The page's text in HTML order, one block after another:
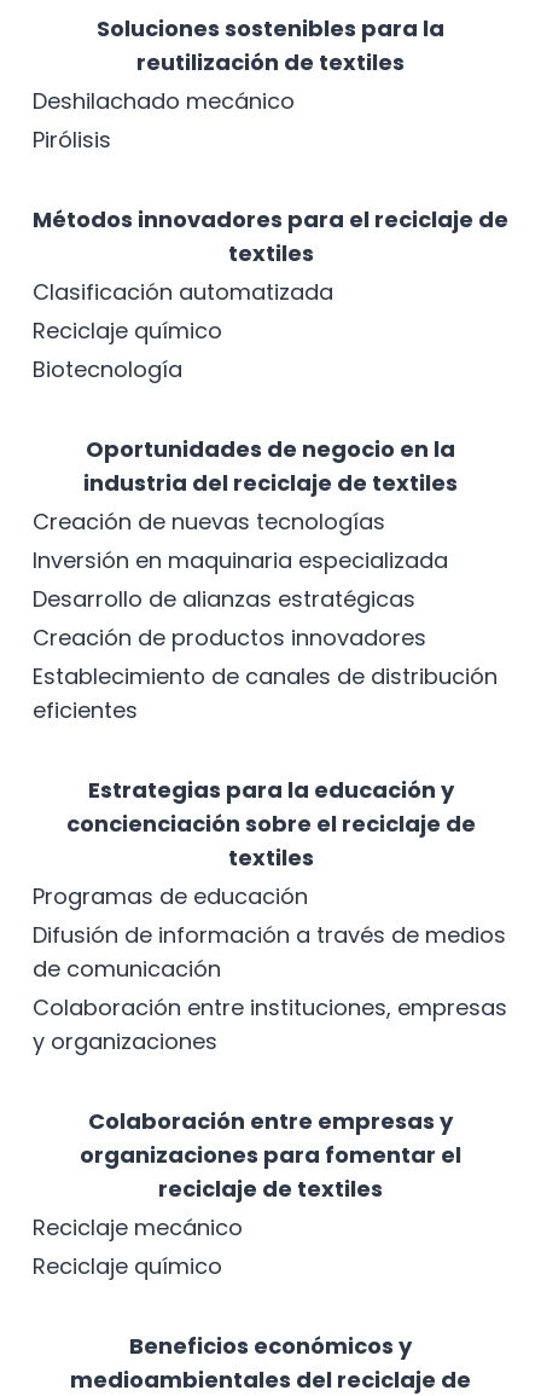
Soluciones sostenibles para la
reutilización de textiles
Deshilachado mecánico
Pirólisis
Métodos innovadores para el reciclaje de
textiles
Clasificación automatizada
Reciclaje químico
Biotecnología
Oportunidades de negocio en la
industria del reciclaje de textiles
Creación de nuevas tecnologías
Inversión en maquinaria especializada
Desarrollo de alianzas estratégicas
Creación de productos innovadores
Establecimiento de canales de distribución
eficientes
Estrategias para la educación y
concienciación sobre el reciclaje de
textiles
Programas de educación
Difusión de información a través de medios
de comunicación
Colaboración entre instituciones, empresas
y organizaciones
Colaboración entre empresas y
organizaciones para fomentar el
reciclaje de textiles
Reciclaje mecánico
Reciclaje químico
Beneficios económicos y
medioambientales del reciclaje de